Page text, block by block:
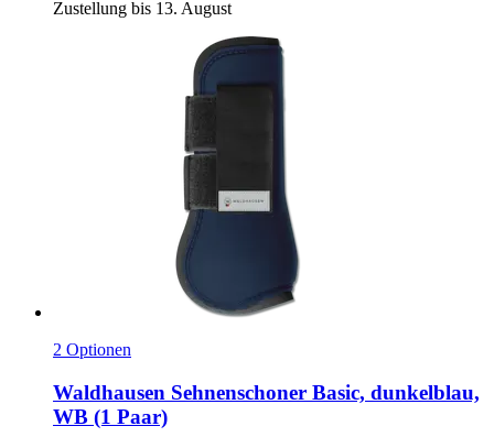
Zustellung bis 13. August
2 Optionen
Waldhausen Sehnenschoner Basic, dunkelblau,
WB (1 Paar)